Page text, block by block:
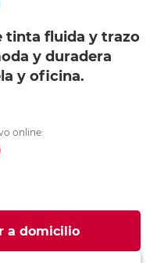
tinta fluida y trazo
y duradera
y oficina.
online:
a domicilio